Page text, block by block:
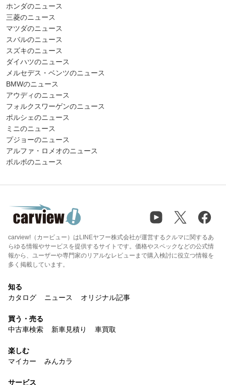
ホンダのニュース
三菱のニュース
マツダのニュース
スバルのニュース
スズキのニュース
ダイハツのニュース
メルセデス・ベンツのニュース
BMWのニュース
アウディのニュース
フォルクスワーゲンのニュース
ポルシェのニュース
ミニのニュース
プジョーのニュース
アルファ・ロメオのニュース
ボルボのニュース
carview!（カービュー）はLINEヤフー株式会社が運営するクルマに関するあ
らゆる情報やサービスを提供するサイトです。価格やスペックなどの公式情
報から、ユーザーや専門家のリアルなレビューまで購入検討に役立つ情報を
多く掲載しています。
知る
カタログ
ニュース オリジナル記事
買う・売る
中古車検索
新車見積り 車買取
楽しむ
マイカー
みんカラ
サービス